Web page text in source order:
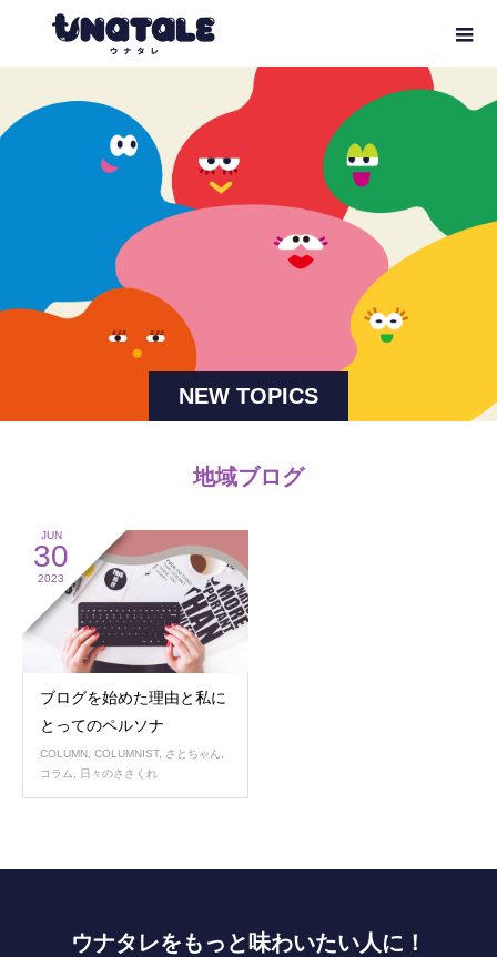
NEW TOPICS
地域ブログ
JUN
30
2023
ブログを始めた理由と私に
とってのペルソナ
COLUMN, COLUMNIST, さとちゃん,
コラム, 日々のささくれ
ウナタレをもっと味わいたい人に！